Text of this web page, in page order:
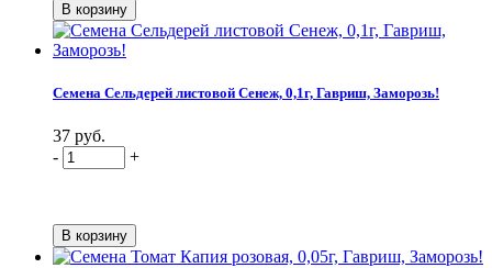
Семена Сельдерей листовой Сенеж, 0,1г, Гавриш, Заморозь!
37 руб.
-
+